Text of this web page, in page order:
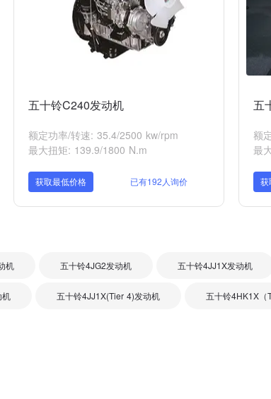
五十铃C240发动机
额定功率/转速: 35.4/2500 kw/rpm
最大扭矩: 139.9/1800 N.m
获取最低价格 已有192人询价
五
额
最
获
机 五十铃4JG2发动机 五十铃4JJ1X发动机
机 五十铃4JJ1X(Tier 4)发动机 五十铃4HK1X（